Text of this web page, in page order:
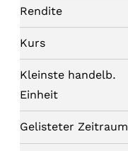
Rendite
Kurs
Kleinste handelb.
Einheit
Gelisteter Zeitraum